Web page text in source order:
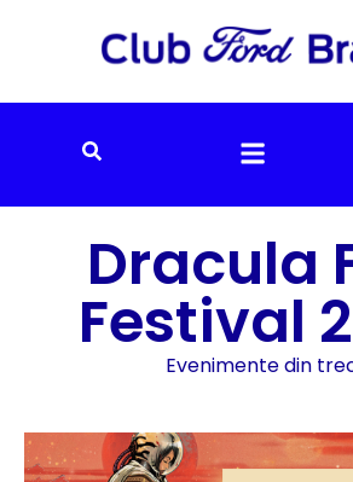
Dracula
Festival
Evenimente din